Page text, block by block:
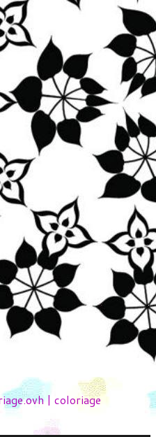
| coloriage